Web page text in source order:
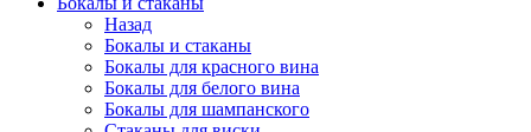
Назад
Бокалы и стаканы
Бокалы для красного вина
Бокалы для белого вина
Бокалы для шампанского